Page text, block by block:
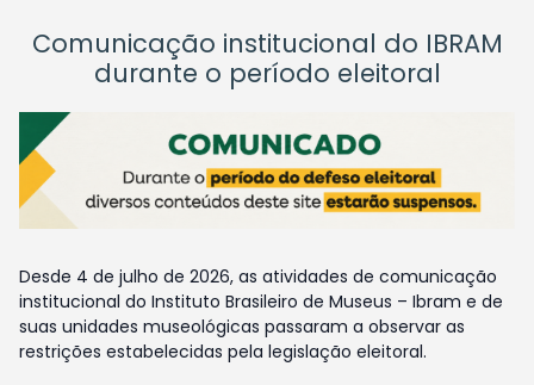
Comunicação institucional do IBRAM
durante o período eleitoral
Desde 4 de julho de 2026, as atividades de comunicação
institucional do Instituto Brasileiro de Museus – Ibram e de
suas unidades museológicas passaram a observar as
restrições estabelecidas pela legislação eleitoral.